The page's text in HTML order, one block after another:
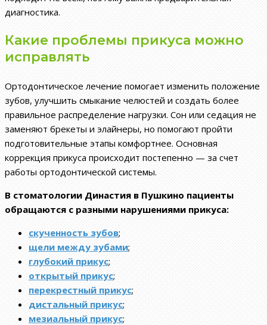
диагностика.
Какие проблемы прикуса можно
исправлять
Ортодонтическое лечение помогает изменить положение
зубов, улучшить смыкание челюстей и создать более
правильное распределение нагрузки. Сон или седация не
заменяют брекеты и элайнеры, но помогают пройти
подготовительные этапы комфортнее. Основная
коррекция прикуса происходит постепенно — за счет
работы ортодонтической системы.
В стоматологии Династия в Пушкино пациенты
обращаются с разными нарушениями прикуса:
скученность зубов;
щели между зубами;
глубокий прикус;
открытый прикус;
перекрестный прикус;
дистальный прикус;
мезиальный прикус;